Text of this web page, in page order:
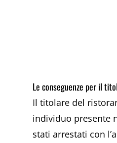
Le conseguenze per il
Il titolare del
individuo presente
stati arrestati con